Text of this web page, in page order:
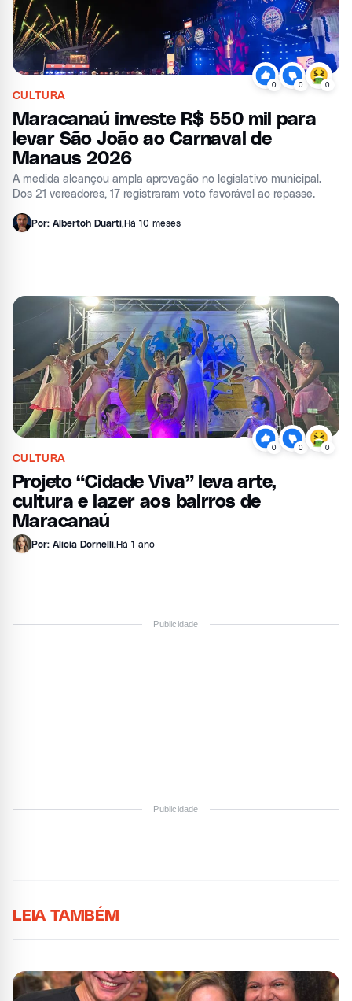
0 0 0
CULTURA
Maracanaú investe R$ 550 mil para
levar São João ao Carnaval de
Manaus 2026
A medida alcançou ampla aprovação no legislativo municipal.
Dos 21 vereadores, 17 registraram voto favorável ao repasse.
Por: Albertoh Duarti,Há 10 meses
0 0 0
CULTURA
Projeto “Cidade Viva” leva arte,
cultura e lazer aos bairros de
Maracanaú
Por: Alícia Dornelli,Há 1 ano
Publicidade
Publicidade
LEIA TAMBÉM